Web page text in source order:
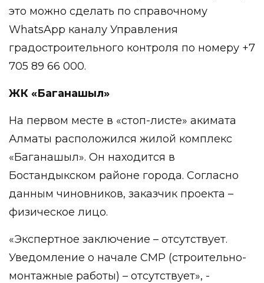
это можно сделать по справочному
WhatsApp каналу Управления
градостроительного контроля по номеру +7
705 89 66 000.
ЖК «Баганашыл»
На первом месте в «стоп-листе» акимата
Алматы расположился жилой комплекс
«Баганашыл». Он находится в
Бостандыкском районе города. Согласно
данным чиновников, заказчик проекта –
физическое лицо.
«Экспертное заключение – отсутствует.
Уведомление о начале СМР (строительно-
монтажные работы) – отсутствует», -